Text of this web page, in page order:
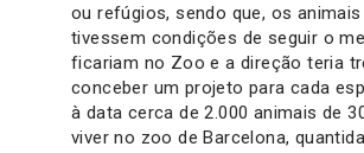
ou refúgios, sendo que, os animais
tivessem condições de seguir o
ficariam no Zoo e a direção teria
conceber um projeto para cada
à data cerca de 2.000 animais de
viver no zoo de Barcelona,